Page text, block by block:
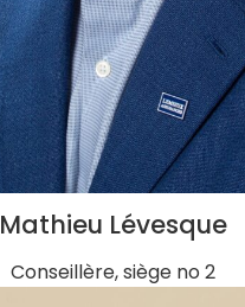
Mathieu Lévesque
Conseillère, siège no 2